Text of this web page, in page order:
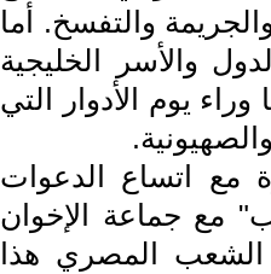
والتفسخ. أما
والأسر الخليجية
يوم الأدوار التي
مع اتساع الدعوات
مع جماعة الإخوان
الشعب المصري هذا